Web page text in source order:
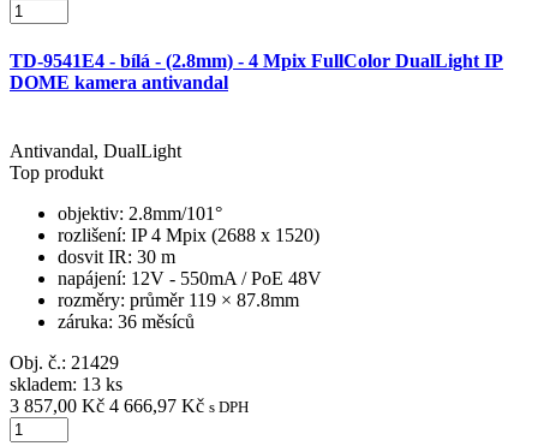
TD-9541E4 - bílá - (2.8mm) - 4 Mpix FullColor DualLight IP
DOME kamera antivandal
Antivandal, DualLight
Top produkt
objektiv: 2.8mm/101°
rozlišení: IP 4 Mpix (2688 x 1520)
dosvit IR: 30 m
napájení: 12V - 550mA / PoE 48V
rozměry: průměr 119 × 87.8mm
záruka: 36 měsíců
Obj. č.: 21429
skladem: 13 ks
3 857,00 Kč 4 666,97 Kč s DPH